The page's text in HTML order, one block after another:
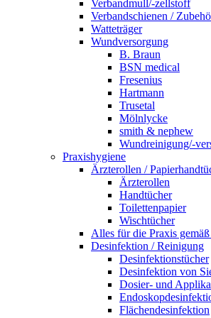
Verbandmull/-zellstoff
Verbandschienen /
Watteträger
Wundversorgung
B. Braun
BSN medical
Fresenius
Hartmann
Trusetal
Mölnlycke
smith & nephew
Wundreinigung/-
Praxishygiene
Ärzterollen /
Ärzterollen
Handtücher
Toilettenpapier
Wischtücher
Alles für die Praxis
Desinfektion / Reinigung
Desinfektionstücher
Desinfektion von
Dosier- und
Flächendesinfektion